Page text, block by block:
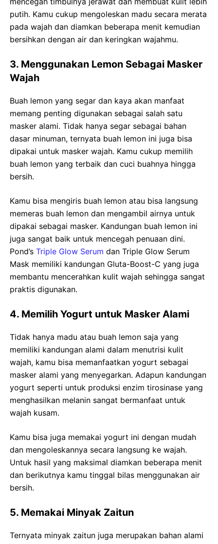
putih. Kamu cukup mengoleskan madu secara merata
pada wajah dan diamkan beberapa menit kemudian
bersihkan dengan air dan keringkan wajahmu.
3. Menggunakan Lemon Sebagai Masker
Wajah
Buah lemon yang segar dan kaya akan manfaat
memang penting digunakan sebagai salah satu
masker alami. Tidak hanya segar sebagai bahan
dasar minuman, ternyata buah lemon ini juga bisa
dipakai untuk masker wajah. Kamu cukup memilih
buah lemon yang terbaik dan cuci buahnya hingga
bersih.
Kamu bisa mengiris buah lemon atau bisa langsung
memeras buah lemon dan mengambil airnya untuk
dipakai sebagai masker. Kandungan buah lemon ini
juga sangat baik untuk mencegah penuaan dini.
Pond’s Triple Glow Serum dan Triple Glow Serum
Mask memiliki kandungan Gluta-Boost-C yang juga
membantu mencerahkan kulit wajah sehingga sangat
praktis digunakan.
4. Memilih Yogurt untuk Masker Alami
Tidak hanya madu atau buah lemon saja yang
memiliki kandungan alami dalam menutrisi kulit
wajah, kamu bisa memanfaatkan yogurt sebagai
masker alami yang menyegarkan. Adapun kandungan
yogurt seperti untuk produksi enzim tirosinase yang
menghasilkan melanin sangat bermanfaat untuk
wajah kusam.
Kamu bisa juga memakai yogurt ini dengan mudah
dan mengoleskannya secara langsung ke wajah.
Untuk hasil yang maksimal diamkan beberapa menit
dan berikutnya kamu tinggal bilas menggunakan air
bersih.
5. Memakai Minyak Zaitun
Ternyata minyak zaitun juga merupakan bahan alami